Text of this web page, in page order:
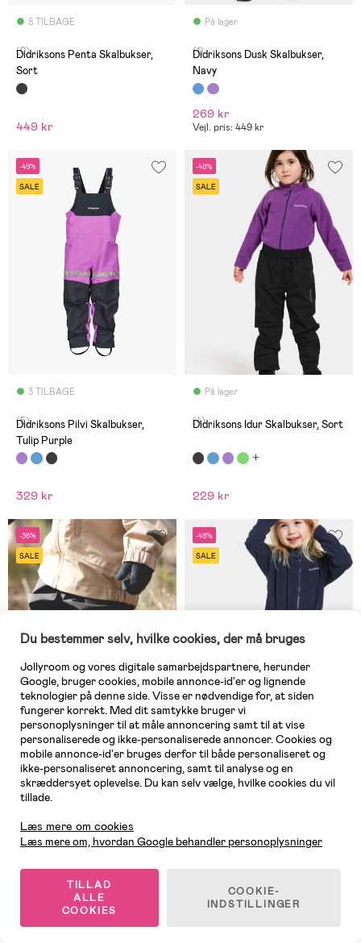
8 TILBAGE
(0)
Didriksons Penta Skalbukser,
Sort
449 kr
På lager
(1)
Didriksons Dusk Skalbukser,
Navy
269 kr
Vejl. pris: 449 kr
-49%
SALE
3 TILBAGE
(5)
Didriksons Pilvi Skalbukser,
Tulip Purple
329 kr
-49%
SALE
På lager
(4)
Didriksons Idur Skalbukser, Sort
229 kr
-36%
SALE
På lager
(0)
Lindberg Oslo Skalbukser, Sort
249 kr
-49%
SALE
8 TILBAGE
(4)Didriksons Idur Skalbukser, Pine
Du bestemmer selv, hvilke cookies, der må bruges
Jollyroom og vores digitale samarbejdspartnere, herunder
Google, bruger cookies, mobile annonce-id'er og lignende
teknologier på denne side. Visse er nødvendige for, at siden
fungerer korrekt. Med dit samtykke bruger vi
personoplysninger til at måle annoncering samt til at vise
personaliserede og ikke-personaliserede annoncer. Cookies og
mobile annonce-id'er bruges derfor til både personaliseret og
ikke-personaliseret annoncering, samt til analyse og en
skræddersyet oplevelse. Du kan selv vælge, hvilke cookies du vil
tillade.
Læs mere om cookies
Læs mere om, hvordan Google behandler personoplysninger
TILLAD
ALLE
COOKIES
COOKIE-
INDSTILLINGER